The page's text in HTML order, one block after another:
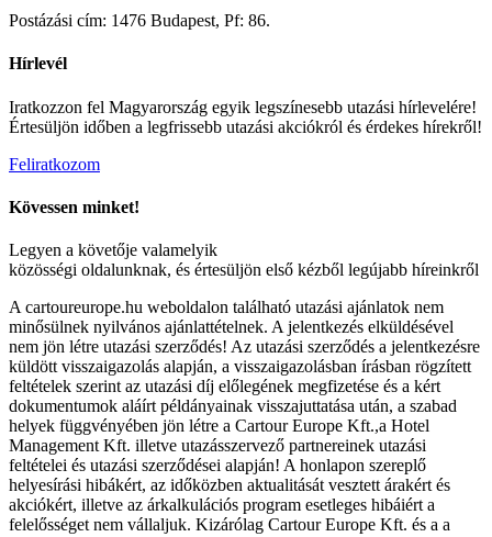
Postázási cím: 1476 Budapest, Pf: 86.
Hírlevél
Iratkozzon fel Magyarország egyik legszínesebb utazási hírlevelére!
Értesüljön időben a legfrissebb utazási akciókról és érdekes hírekről!
Feliratkozom
Kövessen minket!
Legyen a követője valamelyik
közösségi oldalunknak, és értesüljön első kézből legújabb híreinkről
A cartoureurope.hu weboldalon található utazási ajánlatok nem
minősülnek nyilvános ajánlattételnek. A jelentkezés elküldésével
nem jön létre utazási szerződés! Az utazási szerződés a jelentkezésre
küldött visszaigazolás alapján, a visszaigazolásban írásban rögzített
feltételek szerint az utazási díj előlegének megfizetése és a kért
dokumentumok aláírt példányainak visszajuttatása után, a szabad
helyek függvényében jön létre a Cartour Europe Kft.,a Hotel
Management Kft. illetve utazásszervező partnereinek utazási
feltételei és utazási szerződései alapján! A honlapon szereplő
helyesírási hibákért, az időközben aktualitását vesztett árakért és
akciókért, illetve az árkalkulációs program esetleges hibáiért a
felelősséget nem vállaljuk. Kizárólag Cartour Europe Kft. és a a